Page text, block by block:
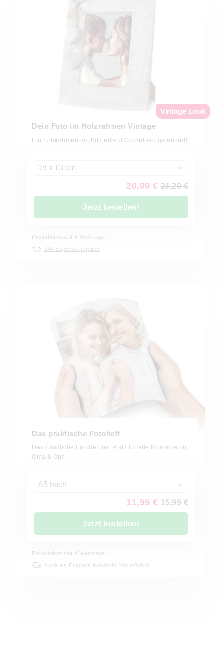
Vintage Look
Dein Foto im Holzrahmen Vintage
Ein Fotorahmen mit Bild erfreut Großeltern garantiert!
18 x 13 cm
20,99 € 24,29 €
Jetzt bestellen!
Produktionszeit 4 Werktage
24h Express möglich
Das praktische Fotoheft
Das handliche Fotoheft hat Platz für alle Momente mit
Oma & Opa.
A5 hoch
11,99 € 15,99 €
Jetzt bestellen!
Produktionszeit 4 Werktage
Auch als Express innerhalb 24h möglich